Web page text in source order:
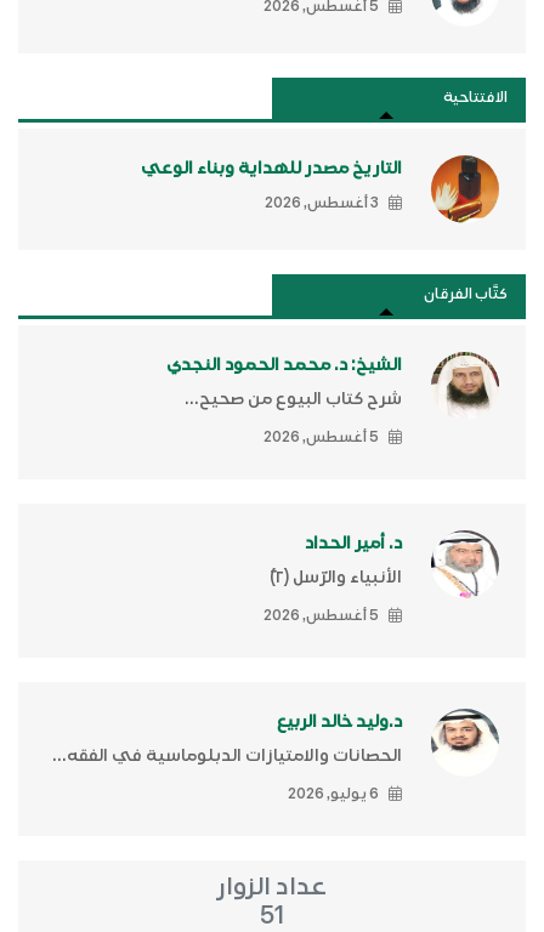
5 أغسطس, 2026
الافتتاحية
التاريخ مصدر للهداية وبناء الوعي
3 أغسطس, 2026
كتَّاب الفرقان
الشيخ: د. محمد الحمود النجدي
شرح كتاب البيوع من صحيح...
5 أغسطس, 2026
د. أمير الحداد
الأنبياء والرّسل (٢)ّ
5 أغسطس, 2026
د.وليد خالد الربيع
الحصانات والامتيازات الدبلوماسية في الفقه...
6 يوليو, 2026
عداد الزوار
51